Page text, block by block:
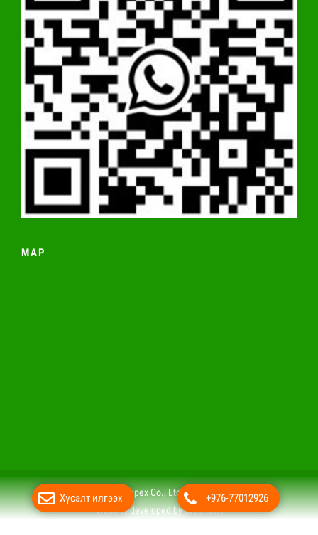
MAP
© 2019 Nakhia Impex Co., Ltd All rights reserved.
Website developed by Greensoft
Хүсэлт илгээх +976-77012926